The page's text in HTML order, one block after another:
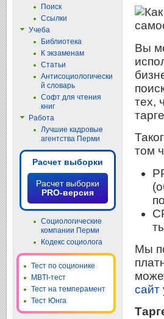
Вы
тех,
том
Мы
сайт
Поиск
Ссылки
Учеба
Библиотека
К экзаменам
Статьи
Антисоциологически
й словарь
Софт для чтения
книг
Работа
Лучшие кадровые
агентства Перми
Расчет выборки
Расчет выборки
PRO-версия
Социологические
компании Перми
Кодекс социолога
Тест по соционике
MBTI-тест
Тест на темперамент
Тест Юнга